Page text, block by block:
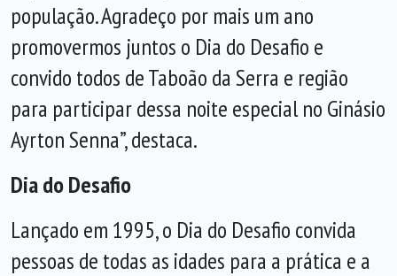
população. Agradeço por mais um ano
promovermos juntos o Dia do Desafio e
convido todos de Taboão da Serra e região
para participar dessa noite especial no Ginásio
Ayrton Senna”, destaca.
Dia do Desafio
Lançado em 1995, o Dia do Desafio convida
pessoas de todas as idades para a prática e a